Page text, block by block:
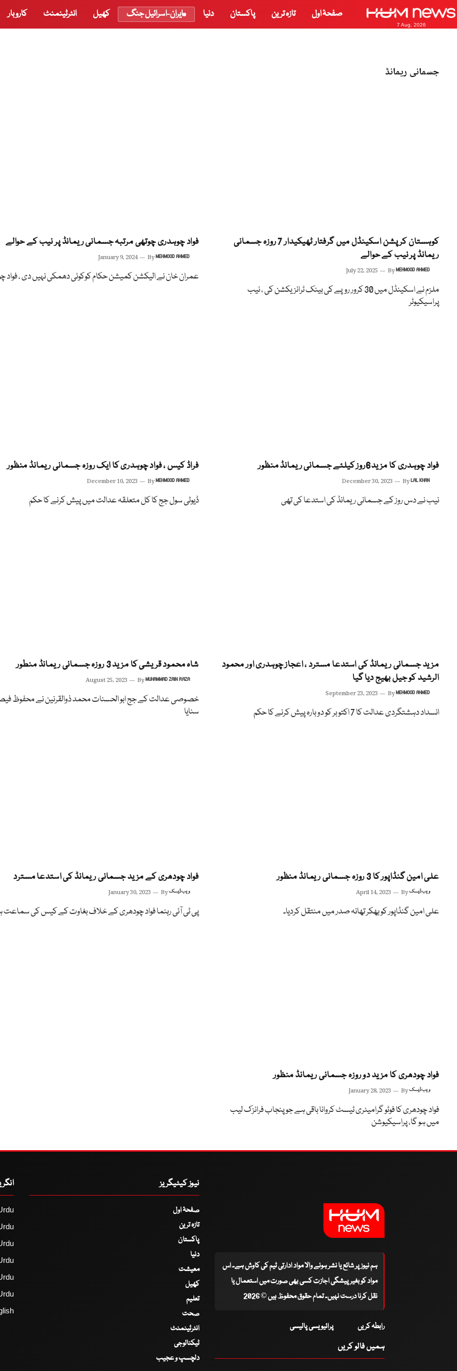
7 Aug, 2026
صفحۂ اول تازہ ترین پاکستان دنیا ایران-اسرائیل جنگ کھیل انٹرٹینمنٹ کاروبار
جسمانی ریمانڈ
کوہستان کرپشن اسکینڈل میں گرفتار ٹھیکیدار 7 روزہ جسمانی
ریمانڈ پر نیب کے حوالے
July 22, 2025 ByMEHMOOD AHMED
ملزم نے اسکینڈل میں 30 کرور روپے کی بینک ٹرانزیکشن کی ، نیب
پراسیکیوٹر
فواد چوہدری چوتھی مرتبہ جسمانی ریمانڈ پر نیب کے حوالے
January 9, 2024 ByMEHMOOD AHMED
عمران خان نے الیکشن کمیشن حکام کوکوئی دھمکی نہیں دی ، فواد
فواد چوہدری کا مزید6روز کیلئے جسمانی ریمانڈ منظور
December 30, 2023 ByLAL KHAN
نیب نے دس روز کے جسمانی ریمانڈ کی استدعا کی تھی
فراڈ کیس ، فواد چوہدری کا ایک روزہ جسمانی ریمانڈ منظور
December 10, 2023 ByMEHMOOD AHMED
ڈیوٹی سول جج کا کل متعلقہ عدالت میں پیش کرنے کا حکم
مزید جسمانی ریمانڈ کی استدعا مسترد ، اعجاز چوہدری اور محمود
الرشید کو جیل بھیج دیا گیا
September 23, 2023 ByMEHMOOD AHMED
انسداد دہشتگردی عدالت کا 7 اکتوبر کو دوبارہ پیش کرنے کا حکم
شاہ محمود قریشی کا مزید 3 روزہ جسمانی ریمانڈ منطور
August 25, 2023 ByMUHAMMAD ZAIN RAZA
خصوصی عدالت کے جج ابو الحسنات محمد ذوالقرنین نے محفوظ
سنایا
علی امین گنڈاپور کا 3 روزہ جسمانی ریمانڈ منظور
April 14, 2023 Byویب ڈیسک
علی امین گنڈاپور کو بھکر تھانہ صدر میں منتقل کردیا۔
فواد چودھری کے مزید جسمانی ریمانڈ کی استدعا مسترد
January 30, 2023 Byویب ڈیسک
پی ٹی آئی رہنما فواد چودھری کے خلاف بغاوت کے کیس کی سماعت
فواد چودھری کا مزید دو روزہ جسمانی ریمانڈ منظور
January 28, 2023 Byویب ڈیسک
فواد چودھری کا فوٹو گرامیٹری ٹیسٹ کروانا باقی ہے جو پنجاب فرانزک لیب
میں ہو گا، پراسیکیوشن
ہم نیوز پر شائع یا نشر ہونے والا مواد ادارتی ٹیم کی کاوش ہے۔ اس
مواد کو بغیر پیشگی اجازت کسی بھی صورت میں استعمال یا
نقل کرنا درست نہیں۔ تمام حقوق محفوظ ہیں © 2026
رابطہ کریں پرائیویسی پالیسی
ہمیں فالو کریں
نیوز کیٹیگریز
صفحۂ اول
تازہ ترین
پاکستان
دنیا
معیشت
کھیل
تعلیم
صحت
انٹرٹینمنٹ
ٹیکنالوجی
دلچسپ و عجیب